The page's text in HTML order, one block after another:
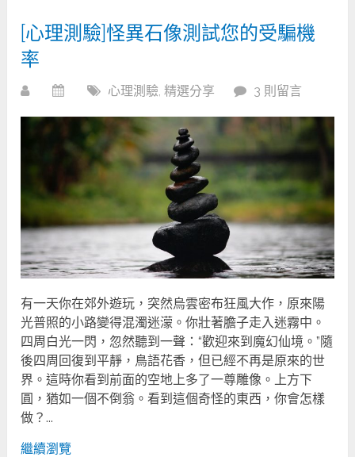
[心理測驗]怪異石像測試您的受騙機
率
心理測驗,精選分享 3 則留言
有一天你在郊外遊玩，突然烏雲密布狂風大作，原來陽
光普照的小路變得混濁迷濛。你壯著膽子走入迷霧中。
四周白光一閃，忽然聽到一聲：“歡迎來到魔幻仙境。”隨
後四周回復到平靜，鳥語花香，但已經不再是原來的世
界。這時你看到前面的空地上多了一尊雕像。上方下
圓，猶如一個不倒翁。看到這個奇怪的東西，你會怎樣
做？...
繼續瀏覽